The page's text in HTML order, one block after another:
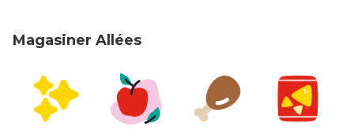
Magasiner Allées